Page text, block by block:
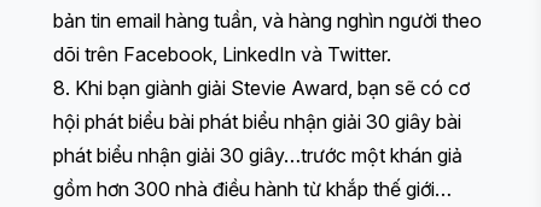
bản tin email hàng tuần, và hàng nghìn người theo
dõi trên Facebook, LinkedIn và Twitter.
8. Khi bạn giành giải Stevie Award, bạn sẽ có cơ
hội phát biểu bài phát biểu nhận giải 30 giây bài
phát biểu nhận giải 30 giây…trước một khán giả
gồm hơn 300 nhà điều hành từ khắp thế giới…